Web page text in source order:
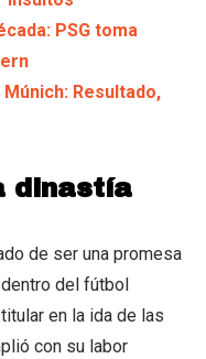
PSG toma
Múnich: Resultado,
dinastía
de ser una promesa
del fútbol
en la ida de las
con su labor